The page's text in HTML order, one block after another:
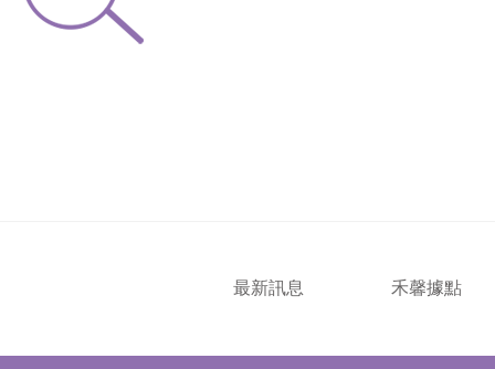
最新訊息 禾馨據點